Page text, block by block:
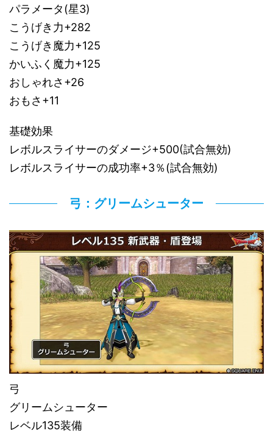
パラメータ(星3)
こうげき力+282
こうげき魔力+125
かいふく魔力+125
おしゃれさ+26
おもさ+11
基礎効果
レボルスライサーのダメージ+500(試合無効)
レボルスライサーの成功率+3％(試合無効)
弓：グリームシューター
弓
グリームシューター
レベル135装備